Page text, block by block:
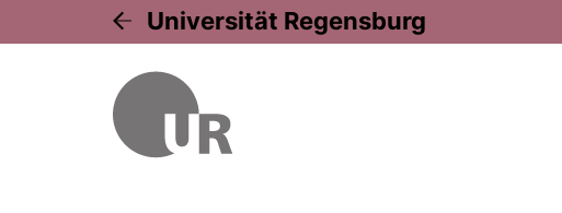
Universität Regensburg